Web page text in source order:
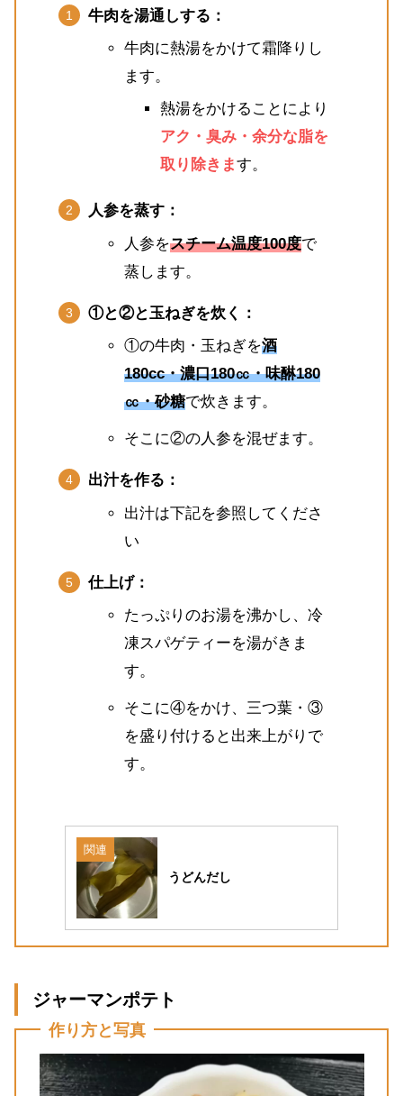
牛肉を湯通しする：
牛肉に熱湯をかけて霜降りし
ます。
熱湯をかけることにより
アク・臭み・余分な脂を
取り除きます。
人参を蒸す：
人参をスチーム温度100度で
蒸します。
①と②と玉ねぎを炊く：
①の牛肉・玉ねぎを酒
180cc・濃口180㏄・味醂180
㏄・砂糖で炊きます。
そこに②の人参を混ぜます。
出汁を作る：
出汁は下記を参照してくださ
い
仕上げ：
たっぷりのお湯を沸かし、冷
凍スパゲティーを湯がきま
す。
そこに④をかけ、三つ葉・③
を盛り付けると出来上がりで
す。
関連
うどんだし
ジャーマンポテト
作り方と写真